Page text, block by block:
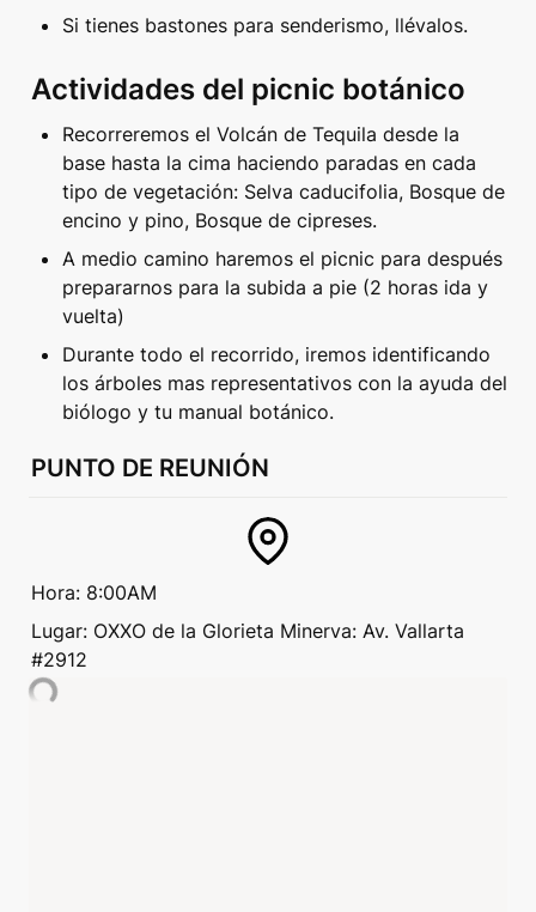
Si tienes bastones para senderismo, llévalos.
Actividades del picnic botánico
Recorreremos el Volcán de Tequila desde la
base hasta la cima haciendo paradas en cada
tipo de vegetación: Selva caducifolia, Bosque de
encino y pino, Bosque de cipreses.
A medio camino haremos el picnic para después
prepararnos para la subida a pie (2 horas ida y
vuelta)
Durante todo el recorrido, iremos identificando
los árboles mas representativos con la ayuda del
biólogo y tu manual botánico.
PUNTO DE REUNIÓN
Hora: 8:00AM
Lugar: OXXO de la Glorieta Minerva: Av. Vallarta
#2912